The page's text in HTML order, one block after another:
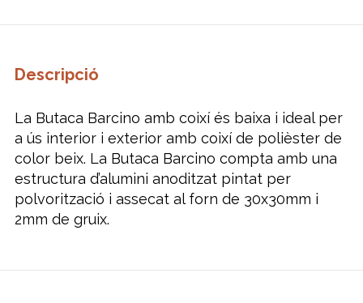
Descripció
La Butaca Barcino amb coixí és baixa i ideal per
a ús interior i exterior amb coixí de polièster de
color beix. La Butaca Barcino compta amb una
estructura d’alumini anoditzat pintat per
polvorització i assecat al forn de 30x30mm i
2mm de gruix.